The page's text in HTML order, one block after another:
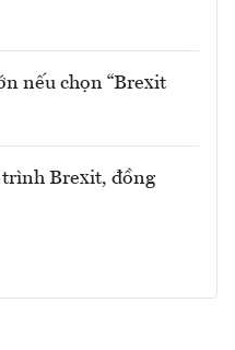
nếu chọn “Brexit
Brexit, đồng